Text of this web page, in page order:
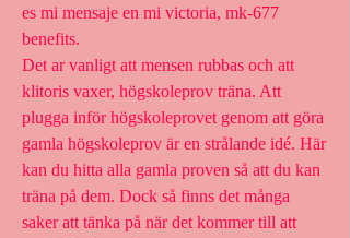
es mi mensaje en mi victoria, mk-677
benefits.
Det ar vanligt att mensen rubbas och att
klitoris vaxer, högskoleprov träna. Att
plugga inför högskoleprovet genom att göra
gamla högskoleprov är en strålande idé. Här
kan du hitta alla gamla proven så att du kan
träna på dem. Dock så finns det många
saker att tänka på när det kommer till att